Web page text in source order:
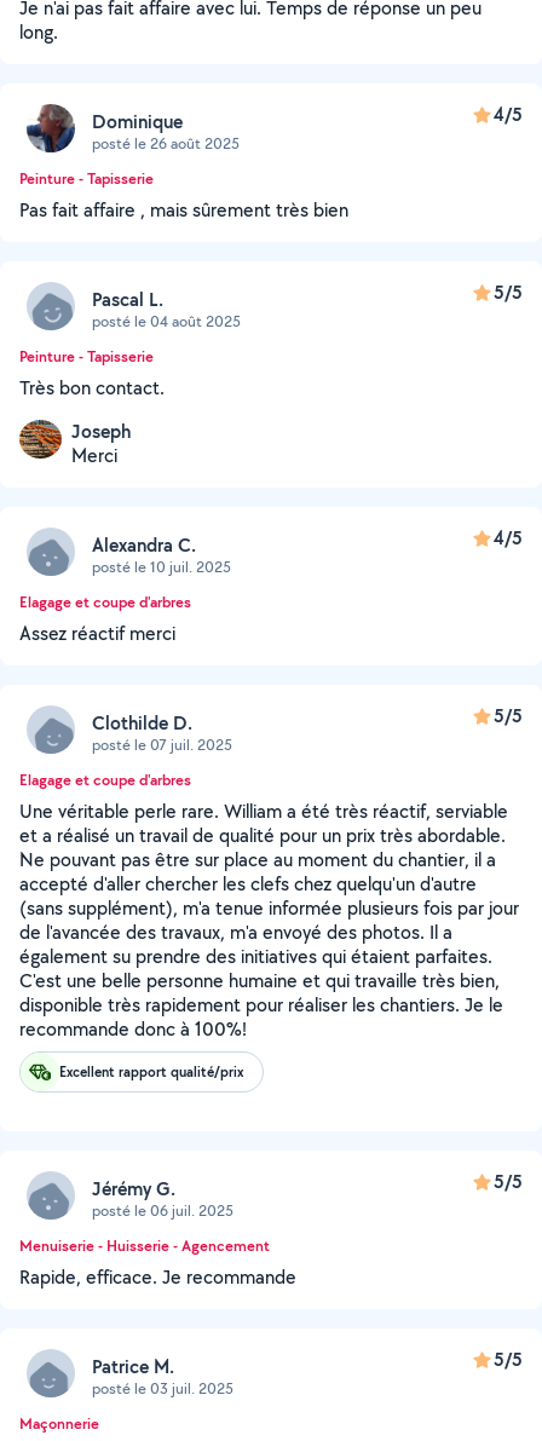
Je n'ai pas fait affaire avec lui. Temps de réponse un peu
long.
Dominique
posté le 26 août 2025
4/5
Peinture - Tapisserie
Pas fait affaire , mais sûrement très bien
Pascal L.
posté le 04 août 2025
5/5
Peinture - Tapisserie
Très bon contact.
Joseph
Merci
Alexandra C.
posté le 10 juil. 2025
4/5
Elagage et coupe d'arbres
Assez réactif merci
Clothilde D.
posté le 07 juil. 2025
5/5
Elagage et coupe d'arbres
Une véritable perle rare. William a été très réactif, serviable
et a réalisé un travail de qualité pour un prix très abordable.
Ne pouvant pas être sur place au moment du chantier, il a
accepté d'aller chercher les clefs chez quelqu'un d'autre
(sans supplément), m'a tenue informée plusieurs fois par jour
de l'avancée des travaux, m'a envoyé des photos. Il a
également su prendre des initiatives qui étaient parfaites.
C'est une belle personne humaine et qui travaille très bien,
disponible très rapidement pour réaliser les chantiers. Je le
recommande donc à 100%!
Excellent rapport qualité/prix
Jérémy G.
posté le 06 juil. 2025
5/5
Menuiserie - Huisserie - Agencement
Rapide, efficace. Je recommande
Patrice M.
posté le 03 juil. 2025
5/5
Maçonnerie